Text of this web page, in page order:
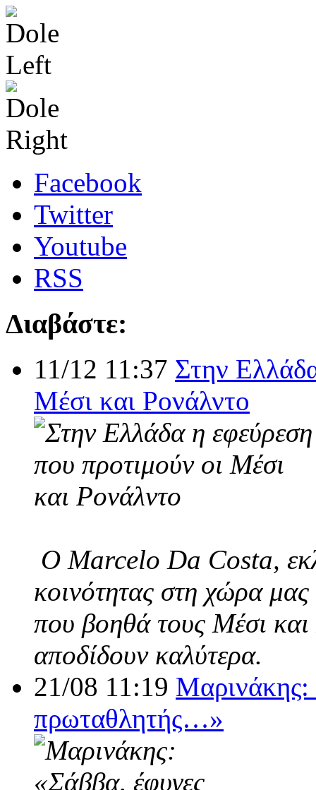
Facebook
Twitter
Youtube
RSS
Διαβάστε:
11/12 11:37 Στην
Μέσι και Ρονάλντο
Ο Marcelo Da Costa,
κοινότητας στη χώρα
που βοηθά τους Μέσι και
αποδίδουν καλύτερα.
21/08 11:19 Μαρινάκης:
πρωταθλητής…»